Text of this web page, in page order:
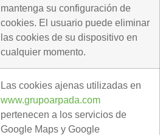
mantenga su configuración de
cookies. El usuario puede eliminar
las cookies de su dispositivo en
cualquier momento.
Las cookies ajenas utilizadas en
www.grupoarpada.com
pertenecen a los servicios de
Google Maps y Google